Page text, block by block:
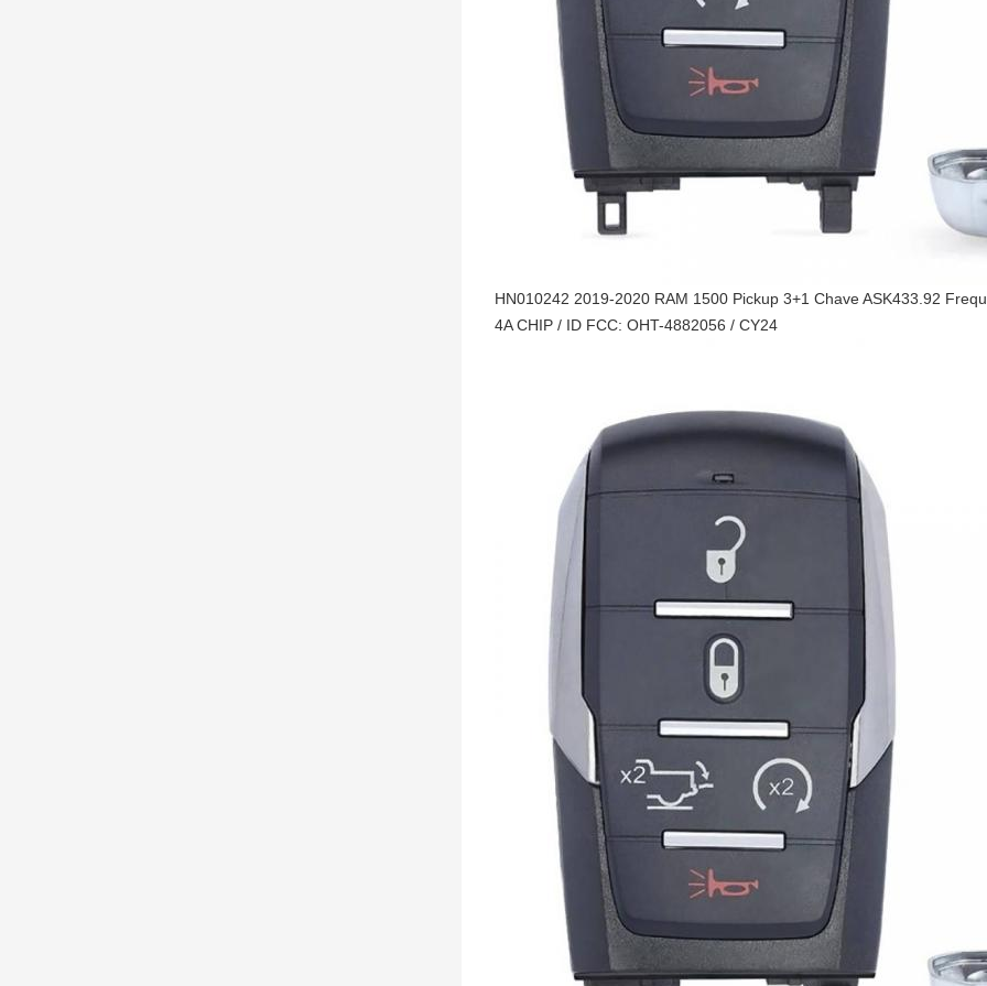
HN010242 2019-2020 RAM 1500 Pickup 3+1 Chave ASK433.92
4A CHIP / ID FCC: OHT-4882056 / CY24